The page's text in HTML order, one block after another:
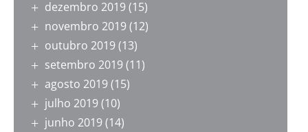
dezembro 2019(15)
novembro 2019(12)
outubro 2019(13)
setembro 2019(11)
agosto 2019(15)
julho 2019(10)
junho 2019(14)